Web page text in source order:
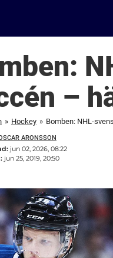
–
» Hockey » Bomben: NHL-
ARONSSON
jun 02, 2026, 08:22
jun 25, 2019, 20:50